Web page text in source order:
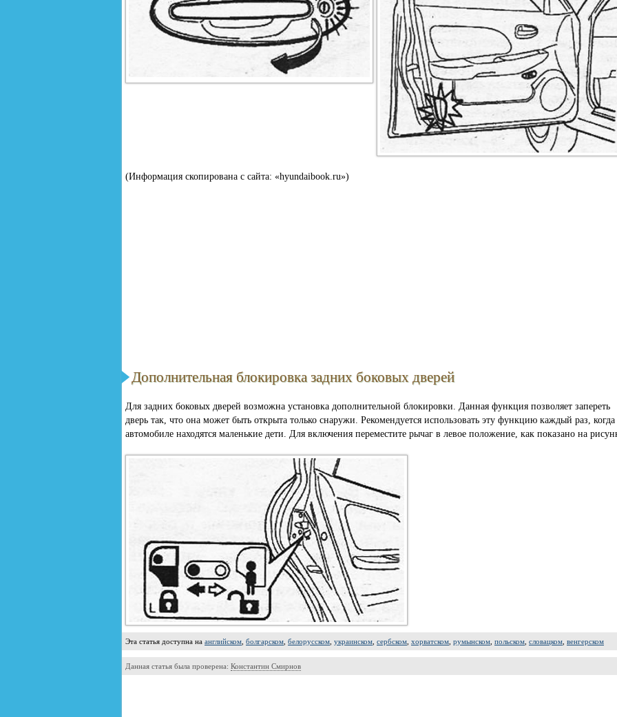
(Информация скопирована с сайта: «hyundaibook.ru»)
Дополнительная блокировка задних боковых дверей
Для задних боковых дверей возможна установка дополнительной блокировки. Данная функция позволяет запереть
дверь так, что она может быть открыта только снаружи. Рекомендуется использовать эту функцию каждый раз, когда
автомобиле находятся маленькие дети. Для включения переместите рычаг в левое положение, как показано на
Эта статья доступна на английском болгарском белорусском украинском сербском хорватском румынском польском словацком венгерском
Данная статья была проверена: Константин Смирнов